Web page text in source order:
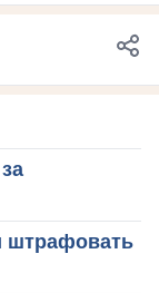
штрафовать